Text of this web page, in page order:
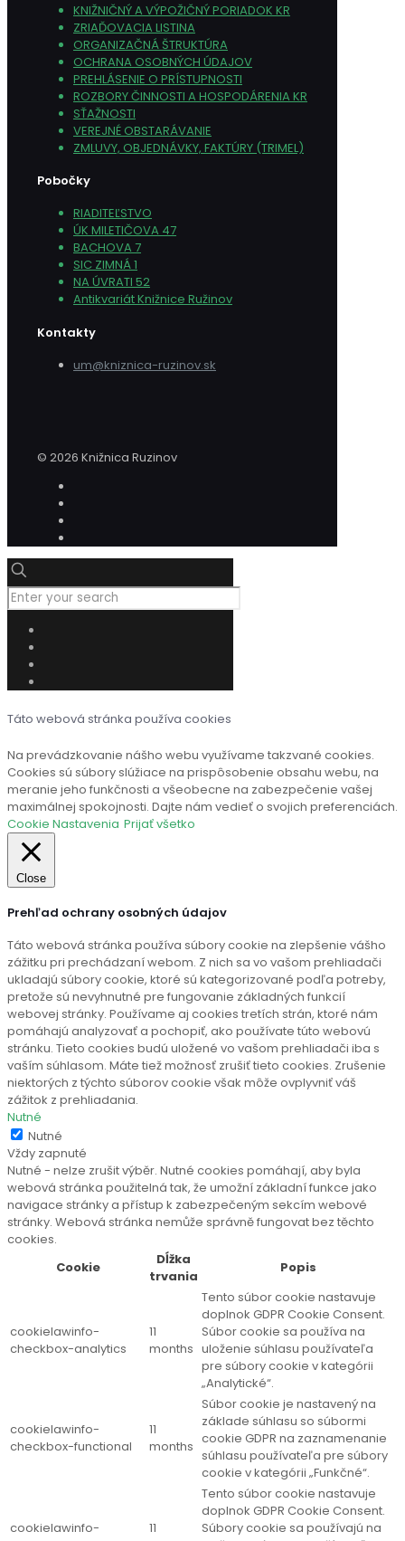
KNIŽNIČNÝ A VÝPOŽIČNÝ PORIADOK KR
ZRIAĎOVACIA LISTINA
ORGANIZAČNÁ ŠTRUKTÚRA
OCHRANA OSOBNÝCH ÚDAJOV
PREHLÁSENIE O PRÍSTUPNOSTI
ROZBORY ČINNOSTI A HOSPODÁRENIA KR
SŤAŽNOSTI
VEREJNÉ OBSTARÁVANIE
ZMLUVY, OBJEDNÁVKY, FAKTÚRY (TRIMEL)
Pobočky
RIADITEĽSTVO
ÚK MILETIČOVA 47
BACHOVA 7
SIC ZIMNÁ 1
NA ÚVRATI 52
Antikvariát Knižnice Ružinov
Kontakty
um@kniznica-ruzinov.sk
© 2026 Knižnica Ruzinov
Táto webová stránka používa cookies
Na prevádzkovanie nášho webu využívame takzvané cookies.
Cookies sú súbory slúžiace na prispôsobenie obsahu webu, na
meranie jeho funkčnosti a všeobecne na zabezpečenie vašej
maximálnej spokojnosti. Dajte nám vedieť o svojich preferenciách.
Cookie Nastavenia Prijať všetko
Close
Prehľad ochrany osobných údajov
Táto webová stránka používa súbory cookie na zlepšenie vášho
zážitku pri prechádzaní webom. Z nich sa vo vašom prehliadači
ukladajú súbory cookie, ktoré sú kategorizované podľa potreby,
pretože sú nevyhnutné pre fungovanie základných funkcií
webovej stránky. Používame aj cookies tretích strán, ktoré nám
pomáhajú analyzovať a pochopiť, ako používate túto webovú
stránku. Tieto cookies budú uložené vo vašom prehliadači iba s
vaším súhlasom. Máte tiež možnosť zrušiť tieto cookies. Zrušenie
niektorých z týchto súborov cookie však môže ovplyvniť váš
zážitok z prehliadania.
Nutné
Nutné
Vždy zapnuté
Nutné - nelze zrušit výběr. Nutné cookies pomáhají, aby byla
webová stránka použitelná tak, že umožní základní funkce jako
navigace stránky a přístup k zabezpečeným sekcím webové
stránky. Webová stránka nemůže správně fungovat bez těchto
cookies.
Cookie
Dĺžka
trvania
Popis
cookielawinfo-
checkbox-analytics
11
months
Tento súbor cookie nastavuje
doplnok GDPR Cookie Consent.
Súbor cookie sa používa na
uloženie súhlasu používateľa
pre súbory cookie v kategórii
„Analytické“.
cookielawinfo-
checkbox-functional
11
months
Súbor cookie je nastavený na
základe súhlasu so súbormi
cookie GDPR na zaznamenanie
súhlasu používateľa pre súbory
cookie v kategórii „Funkčné“.
cookielawinfo-
11
Tento súbor cookie nastavuje
doplnok GDPR Cookie Consent.
Súbory cookie sa používajú na